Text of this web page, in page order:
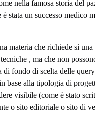
nella famosa storia del
è stata un successo medico
materia che richiede sì una
, ma che non
di fondo di scelta delle
base alla tipologia di
visibile (come è stato
o sito editoriale o sito di